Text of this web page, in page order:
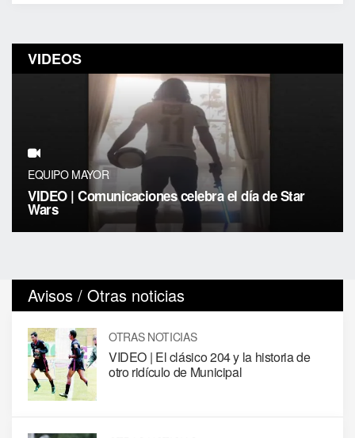
VIDEOS
EQUIPO MAYOR
VIDEO | Comunicaciones celebra el día de Star
Wars
Avisos / Otras noticias
OTRAS NOTICIAS
VIDEO | El clásico 204 y la historia de
otro ridículo de Municipal